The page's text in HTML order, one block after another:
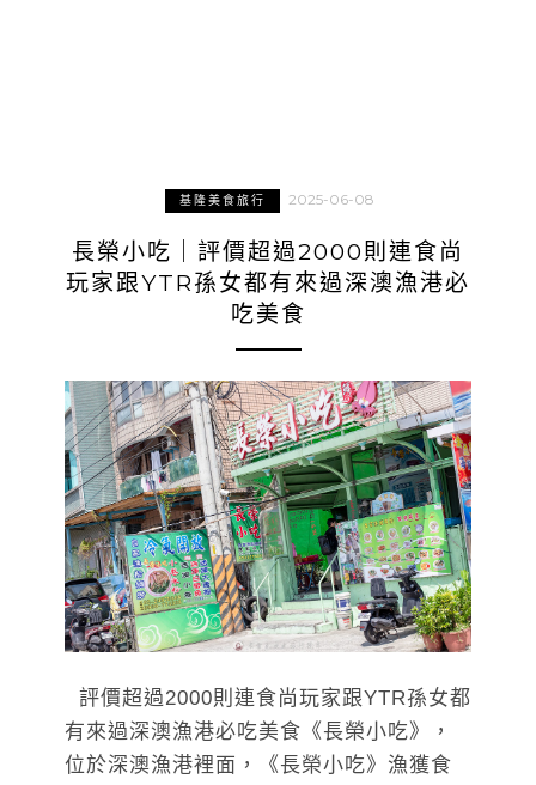
基隆美食旅行 2025-06-08
長榮小吃｜評價超過2000則連食尚
玩家跟YTR孫女都有來過深澳漁港必
吃美食
評價超過2000則連食尚玩家跟YTR孫女都
有來過深澳漁港必吃美食《長榮小吃》，
位於深澳漁港裡面，《長榮小吃》漁獲食